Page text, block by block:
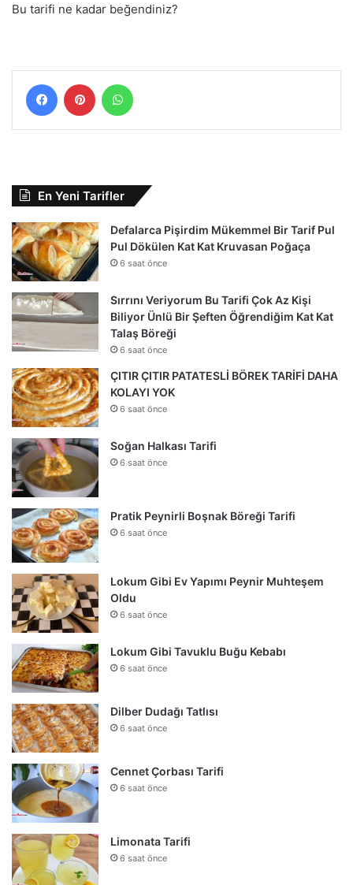
Bu tarifi ne kadar beğendiniz?
FacebookPinterest
En Yeni Tarifler
Defalarca Pişirdim Mükemmel Bir Tarif Pul
Pul Dökülen Kat Kat Kruvasan Poğaça
6 saat önce
Sırrını Veriyorum Bu Tarifi Çok Az Kişi
Biliyor Ünlü Bir Şeften Öğrendiğim Kat Kat
Talaş Böreği
6 saat önce
ÇITIR ÇITIR PATATESLİ BÖREK TARİFİ DAHA
KOLAYI YOK
6 saat önce
Soğan Halkası Tarifi
6 saat önce
Pratik Peynirli Boşnak Böreği Tarifi
6 saat önce
Lokum Gibi Ev Yapımı Peynir Muhteşem
Oldu
6 saat önce
Lokum Gibi Tavuklu Buğu Kebabı
6 saat önce
Dilber Dudağı Tatlısı
6 saat önce
Cennet Çorbası Tarifi
6 saat önce
Limonata Tarifi
6 saat önce